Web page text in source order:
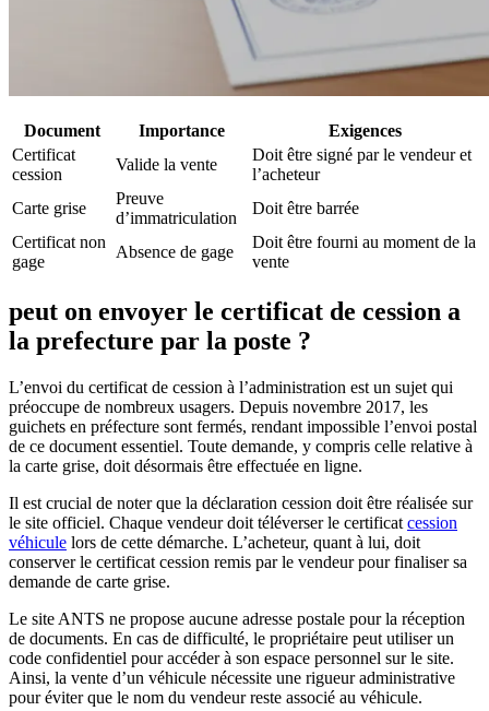
Document Importance
Exigences
Certificat
cession
Valide la vente
Doit être signé par le vendeur et
l’acheteur
Carte grise
Preuve
d’immatriculation
Doit être barrée
Certificat non
gage
Absence de gage
Doit être fourni au moment de la
vente
peut on envoyer le certificat de cession a
la prefecture par la poste ?
L’envoi du certificat de cession à l’administration est un sujet qui
préoccupe de nombreux usagers. Depuis novembre 2017, les
guichets en préfecture sont fermés, rendant impossible l’envoi postal
de ce document essentiel. Toute demande, y compris celle relative à
la carte grise, doit désormais être effectuée en ligne.
Il est crucial de noter que la déclaration cession doit être réalisée sur
le site officiel. Chaque vendeur doit téléverser le certificat cession
véhicule lors de cette démarche. L’acheteur, quant à lui, doit
conserver le certificat cession remis par le vendeur pour finaliser sa
demande de carte grise.
Le site ANTS ne propose aucune adresse postale pour la réception
de documents. En cas de difficulté, le propriétaire peut utiliser un
code confidentiel pour accéder à son espace personnel sur le site.
Ainsi, la vente d’un véhicule nécessite une rigueur administrative
pour éviter que le nom du vendeur reste associé au véhicule.